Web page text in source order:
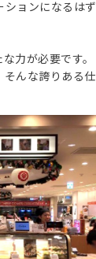
ョンになるはず
力が必要です。
そんな誇りある仕